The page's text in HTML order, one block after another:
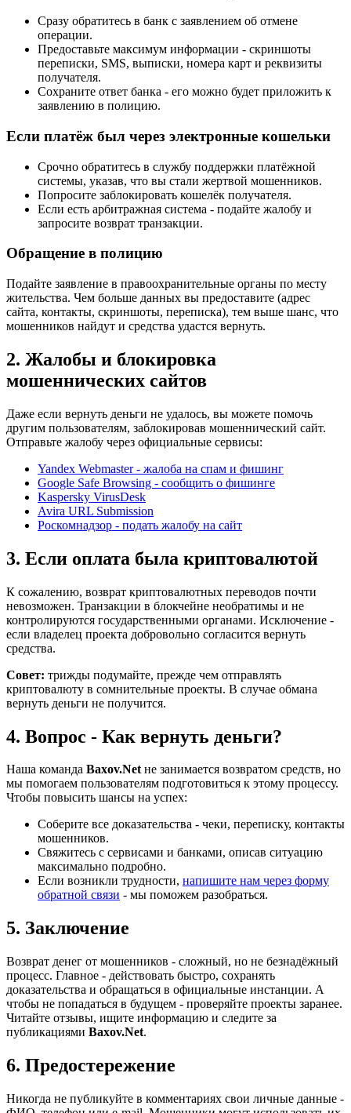
Сразу обратитесь в банк с заявлением об отмене
операции.
Предоставьте максимум информации - скриншоты
переписки, SMS, выписки, номера карт и реквизиты
получателя.
Сохраните ответ банка - его можно будет приложить к
заявлению в полицию.
Если платёж был через электронные кошельки
Срочно обратитесь в службу поддержки платёжной
системы, указав, что вы стали жертвой мошенников.
Попросите заблокировать кошелёк получателя.
Если есть арбитражная система - подайте жалобу и
запросите возврат транзакции.
Обращение в полицию
Подайте заявление в правоохранительные органы по месту
жительства. Чем больше данных вы предоставите (адрес
сайта, контакты, скриншоты, переписка), тем выше шанс, что
мошенников найдут и средства удастся вернуть.
2. Жалобы и блокировка
мошеннических сайтов
Даже если вернуть деньги не удалось, вы можете помочь
другим пользователям, заблокировав мошеннический сайт.
Отправьте жалобу через официальные сервисы:
Yandex Webmaster - жалоба на спам и фишинг
Google Safe Browsing - сообщить о фишинге
Kaspersky VirusDesk
Avira URL Submission
Роскомнадзор - подать жалобу на сайт
3. Если оплата была криптовалютой
К сожалению, возврат криптовалютных переводов почти
невозможен. Транзакции в блокчейне необратимы и не
контролируются государственными органами. Исключение -
если владелец проекта добровольно согласится вернуть
средства.
Совет: трижды подумайте, прежде чем отправлять
криптовалюту в сомнительные проекты. В случае обмана
вернуть деньги не получится.
4. Вопрос - Как вернуть деньги?
Наша команда Baxov.Netне занимается возвратом средств, но
мы помогаем пользователям подготовиться к этому процессу.
Чтобы повысить шансы на успех:
Соберите все доказательства - чеки, переписку, контакты
мошенников.
Свяжитесь с сервисами и банками, описав ситуацию
максимально подробно.
Если возникли трудности, напишите нам через форму
обратной связи - мы поможем разобраться.
5. Заключение
Возврат денег от мошенников - сложный, но не безнадёжный
процесс. Главное - действовать быстро, сохранять
доказательства и обращаться в официальные инстанции. А
чтобы не попадаться в будущем - проверяйте проекты заранее.
Читайте отзывы, ищите информацию и следите за
публикациями Baxov.Net.
6. Предостережение
Никогда не публикуйте в комментариях свои личные данные -